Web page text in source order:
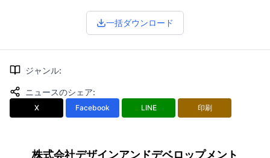
一括ダウンロード
ジャンル:
ニュースのシェア:
X Facebook LINE 印刷
株式会社デザインアンドデベロップメント